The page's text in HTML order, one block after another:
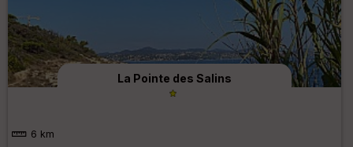
La Pointe des Salins
6 km